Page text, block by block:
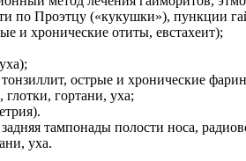
по Проэтцу («кукушки»), пункции
и хронические отиты, евстахеит);
острые и хронические
глотки, гортани, уха;
тампонады полости носа,
уха.